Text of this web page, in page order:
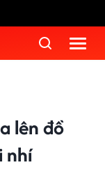
lên đồ
nhí